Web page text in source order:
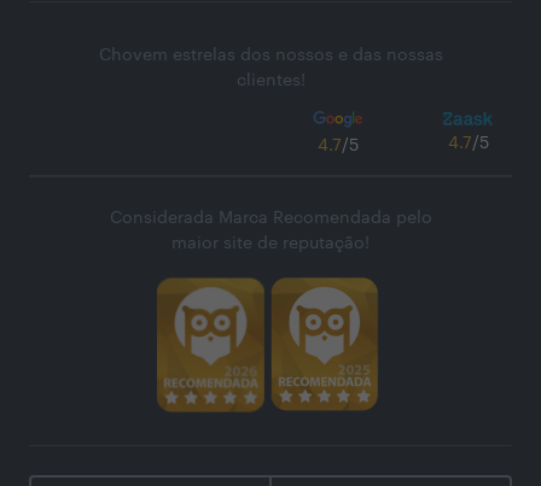
Chovem estrelas dos nossos e das nossas
clientes!
4.7/5 4.7/5
Considerada Marca Recomendada pelo
maior site de reputação!